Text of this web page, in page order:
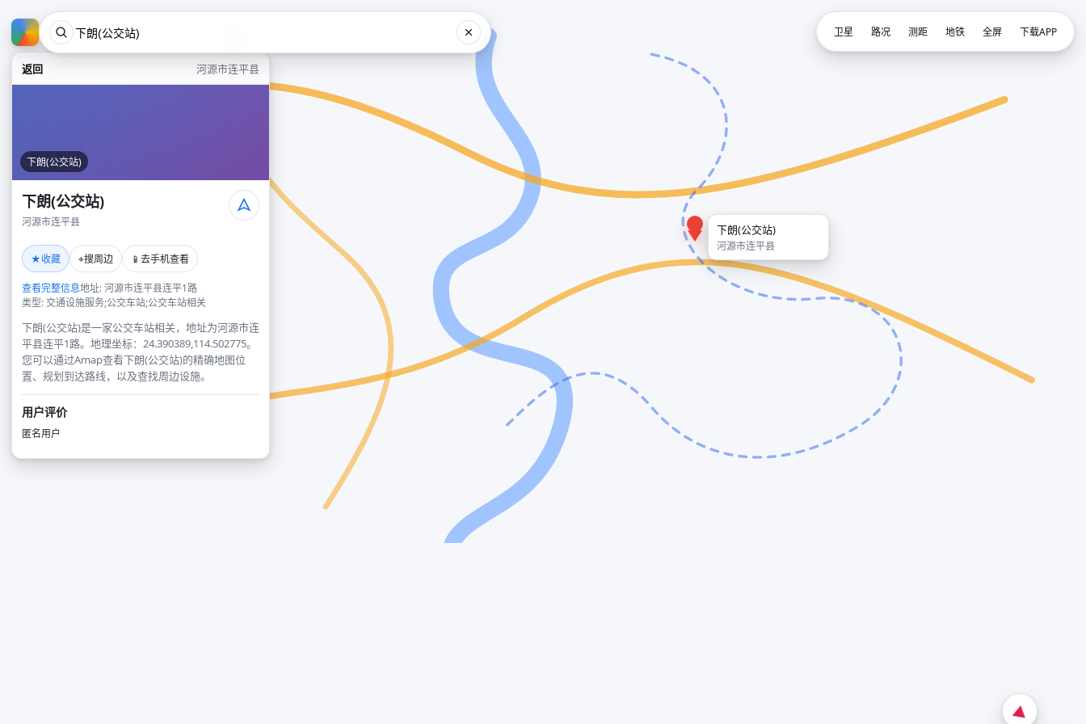
返回 河源市连平县
下朗(公交站)
下朗(公交站)
河源市连平县
★收藏 ⌖搜周边 📱 去手机查看
查看完整信息地址: 河源市连平县连平1路
类型: 交通设施服务;公交车站;公交车站相关
下朗(公交站)是一家公交车站相关，地址为河源市连
平县连平1路。地理坐标：24.390389,114.502775。
您可以通过Amap查看下朗(公交站)的精确地图位
置、规划到达路线，以及查找周边设施。
用户评价
匿名用户
下朗(公交站)
河源市连平县
卫星 路况 测距 地铁 全屏 下载APP